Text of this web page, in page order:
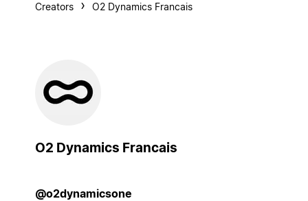
Creators O2 Dynamics Francais
O2 Dynamics Francais
@o2dynamicsone